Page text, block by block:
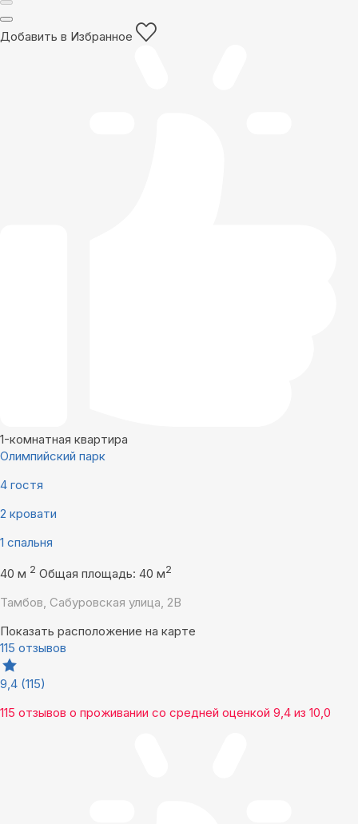
Добавить в Избранное
1-комнатная квартира
Олимпийский парк
4 гостя
2 кровати
1 спальня
40 м 2 Общая площадь: 40 м2
Тамбов, Сабуровская улица, 2В
Показать расположение на карте
115 отзывов
9,4 (115)
115 отзывов о проживании со средней оценкой 9,4 из 10,0